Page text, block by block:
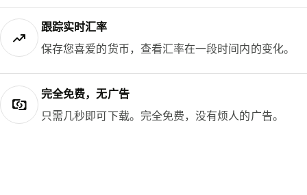
跟踪实时汇率
保存您喜爱的货币，查看汇率在一段时间内的变化。
完全免费，无广告
只需几秒即可下载。完全免费，没有烦人的广告。